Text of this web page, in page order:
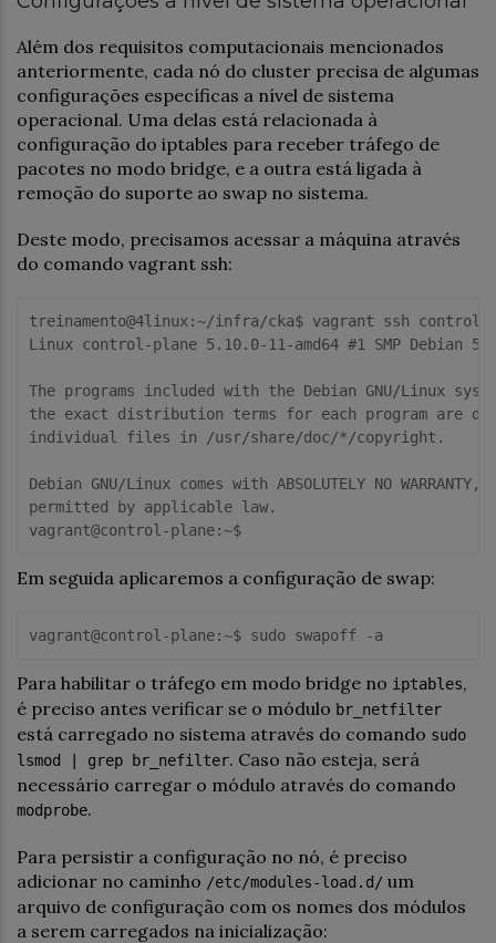
Além dos requisitos computacionais mencionados
anteriormente, cada nó do cluster precisa de algumas
configurações específicas a nível de sistema
operacional. Uma delas está relacionada à
configuração do iptables para receber tráfego de
pacotes no modo bridge, e a outra está ligada à
remoção do suporte ao swap no sistema.
Deste modo, precisamos acessar a máquina através
do comando vagrant ssh:
treinamento@4linux :~/infra/cka$ vagrant ssh control-
Linux control-plane 5.10. 0- 11 -amd64 #1 SMP Debian
The programs included with the Debian GNU/Linux
the exact distribution terms for each program are
individual files
in /usr/share/doc/*/copyright.
Debian GNU/Linux comes with ABSOLUTELY NO WARRANTY,
permitted
by applicable law.
Em seguida aplicaremos a configuração de swap:
vagrant@control -plane:~$
Para habilitar o tráfego em modo bridge no iptables,
é preciso antes verificar se o módulo br_netfilter
está carregado no sistema através do comando sudo
lsmod | grep br_nefilter. Caso não esteja, será
necessário carregar o módulo através do comando
modprobe.
Para persistir a configuração no nó, é preciso
adicionar no caminho /etc/modules-load.d/ um
arquivo de configuração com os nomes dos módulos
a serem carregados na inicialização: